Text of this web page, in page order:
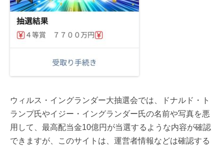
ウィルス・イングランダー大抽選会では、ドナルド・ト
ランプ氏やイジー・イングランダー氏の名前や写真を悪
用して、最高配当金10億円が当選するような内容が確認
できますが、このサイトは、運営者情報などは確認する